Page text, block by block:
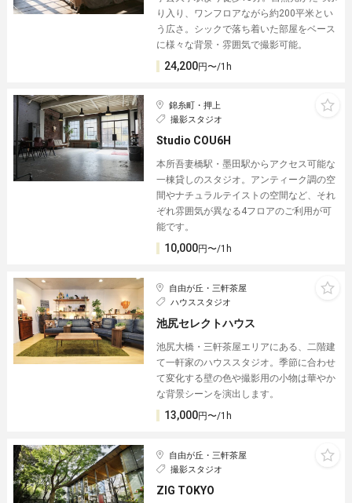
り入り、ワンフロアながら約200平米とい
う広さ。シックで落ち着いた部屋をベース
に様々な背景・雰囲気で撮影可能。
24,200円〜/1h
錦糸町・押上
撮影スタジオ
Studio COU6H
本所吾妻橋駅・墨田駅からアクセス可能な
一棟貸しのスタジオ。アンティーク調の空
間やナチュラルテイストの空間など、それ
ぞれ雰囲気が異なる4フロアのご利用が可
能です。
10,000円〜/1h
自由が丘・三軒茶屋
ハウススタジオ
池尻セレクトハウス
池尻大橋・三軒茶屋エリアにある、二階建
て一軒家のハウススタジオ。季節に合わせ
て変化する壁の色や撮影用の小物は華やか
な背景シーンを演出します。
13,000円〜/1h
自由が丘・三軒茶屋
撮影スタジオ
ZIG TOKYO